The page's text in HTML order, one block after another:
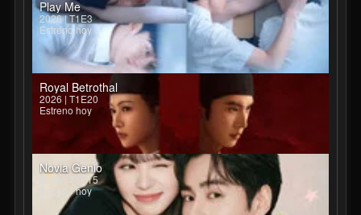
Play Me
2026 | T1E3
Estreno hoy
Royal Betrothal
2026 | T1E20
Estreno hoy
Novia Genio
2026 | T1E15
Estreno hoy